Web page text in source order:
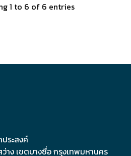
1 to 6 of 6 entries
ระสงค์
ว่าง เขตบางซื่อ กรุงเทพมหานคร